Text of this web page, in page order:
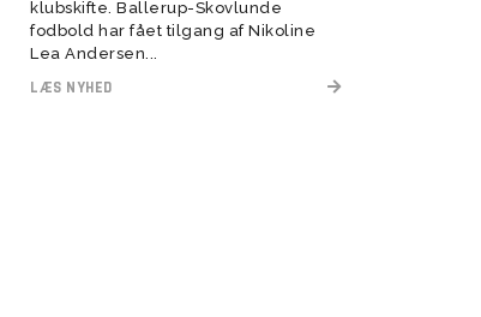
klubskifte. Ballerup-Skovlunde
fodbold har fået tilgang af Nikoline
Lea Andersen...
LÆS NYHED